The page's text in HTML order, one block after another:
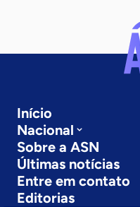
Início
Nacional
Sobre a ASN
Últimas notícias
Entre em contato
Editorias